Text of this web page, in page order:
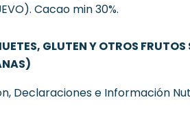
Cacao min 30%.
GLUTEN Y OTROS FRUTOS
Declaraciones e Información